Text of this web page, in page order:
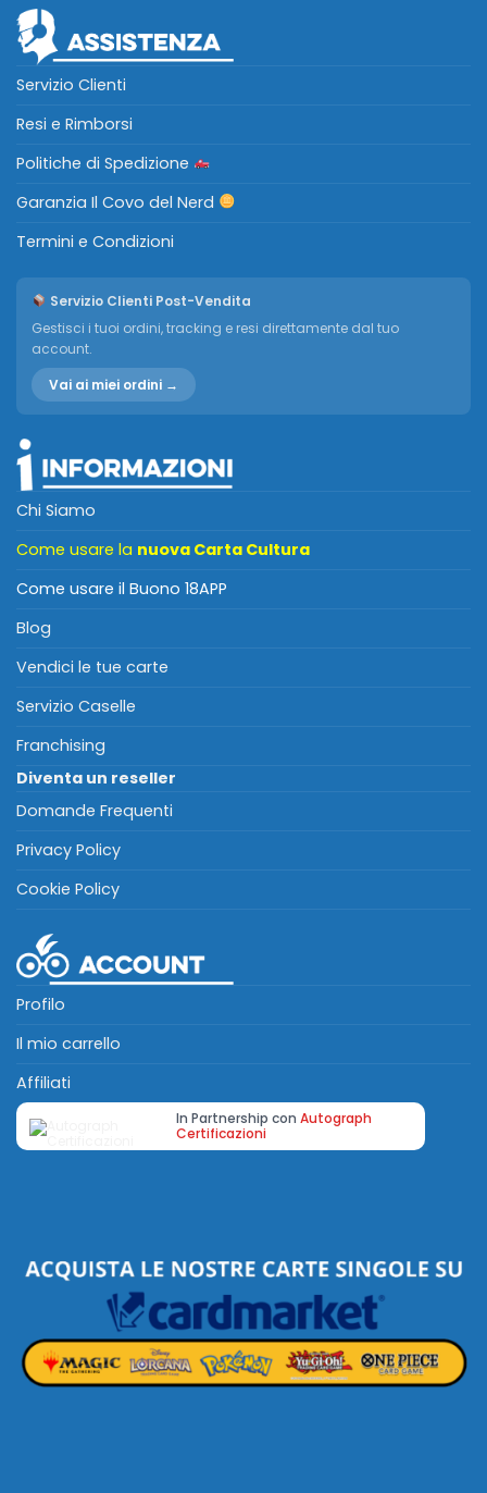
Servizio Clienti
Resi e Rimborsi
Politiche di Spedizione
Garanzia Il Covo del Nerd
Termini e Condizioni
Servizio Clienti Post-Vendita
Gestisci i tuoi ordini, tracking e resi direttamente dal tuo
account.
Vai ai miei ordini →
Chi Siamo
Come usare la nuova Carta Cultura
Come usare il Buono 18APP
Blog
Vendici le tue carte
Servizio Caselle
Franchising
Diventa un reseller
Domande Frequenti
Privacy Policy
Cookie Policy
Profilo
Il mio carrello
Affiliati
In Partnership con Autograph
Certificazioni